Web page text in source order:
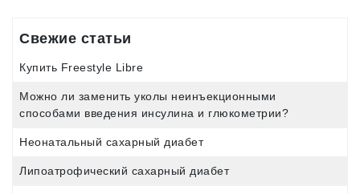
Свежие статьи
Купить Freestyle Libre
Можно ли заменить уколы неинъекционными
способами введения инсулина и глюкометрии?
Неонатальный сахарный диабет
Липоатрофический сахарный диабет